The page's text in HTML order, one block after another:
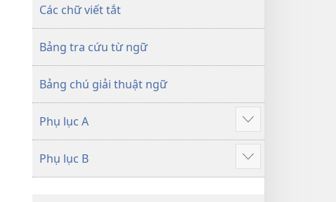
Các chữ viết tắt
Bảng tra cứu từ ngữ
Bảng chú giải thuật ngữ
Phụ lục A
Hiển
thị
thêm
Phụ lục B
Hiển
thị